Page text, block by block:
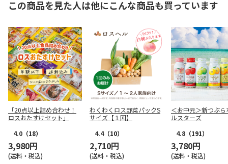
この商品を見た人は他にこんな商品も買っています
「20点以上詰め合わせ！
ロスおたすけセット」
4.0 （18）
3,980円
(送料・税込)
わくわくロス野菜パックS
サイズ【１回】
4.4（10）
2,710円
(送料・税込)
＜お中元＞新つぶら
ルスターズ
4.8 （191）
3,780円
(送料・税込)